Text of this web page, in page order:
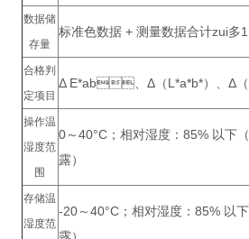
数据储
存量
标准色数据 + 测量数据合计zui多
合格判
定项目
Δ E*ab、Δ（L*a*b*）、Δ（
操作温
湿度范
围
0～40°C；相对湿度：85%
露）
存储温
湿度范
-20～40°C；相对湿度：85%